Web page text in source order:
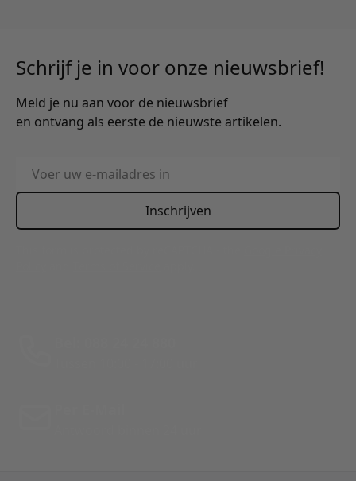
Schrijf je in voor onze nieuwsbrief!
Meld je nu aan voor de nieuwsbrief
en ontvang als eerste de nieuwste artikelen.
E-mailadres
Inschrijven